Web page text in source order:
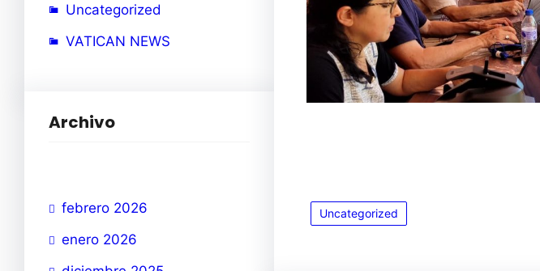
Uncategorized
VATICAN NEWS
Archivo
febrero 2026
enero 2026
Uncategorized